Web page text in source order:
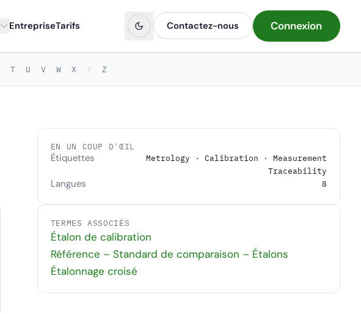
EntrepriseTarifs Contactez-nous Connexion
T U V W X Y Z
EN UN COUP D'ŒIL
Étiquettes
Metrology · Calibration · Measurement
Traceability
Langues 8
TERMES ASSOCIÉS
Étalon de calibration
Référence – Standard de comparaison – Étalons
Étalonnage croisé